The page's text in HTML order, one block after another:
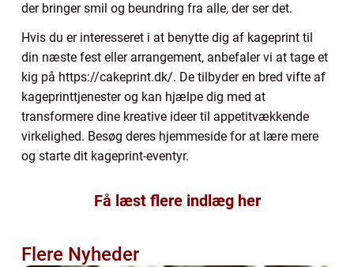
der bringer smil og beundring fra alle, der ser det.
Hvis du er interesseret i at benytte dig af kageprint til
din næste fest eller arrangement, anbefaler vi at tage et
kig på https://cakeprint.dk/. De tilbyder en bred vifte af
kageprinttjenester og kan hjælpe dig med at
transformere dine kreative ideer til appetitvækkende
virkelighed. Besøg deres hjemmeside for at lære mere
og starte dit kageprint-eventyr.
Få læst flere indlæg her
Flere Nyheder